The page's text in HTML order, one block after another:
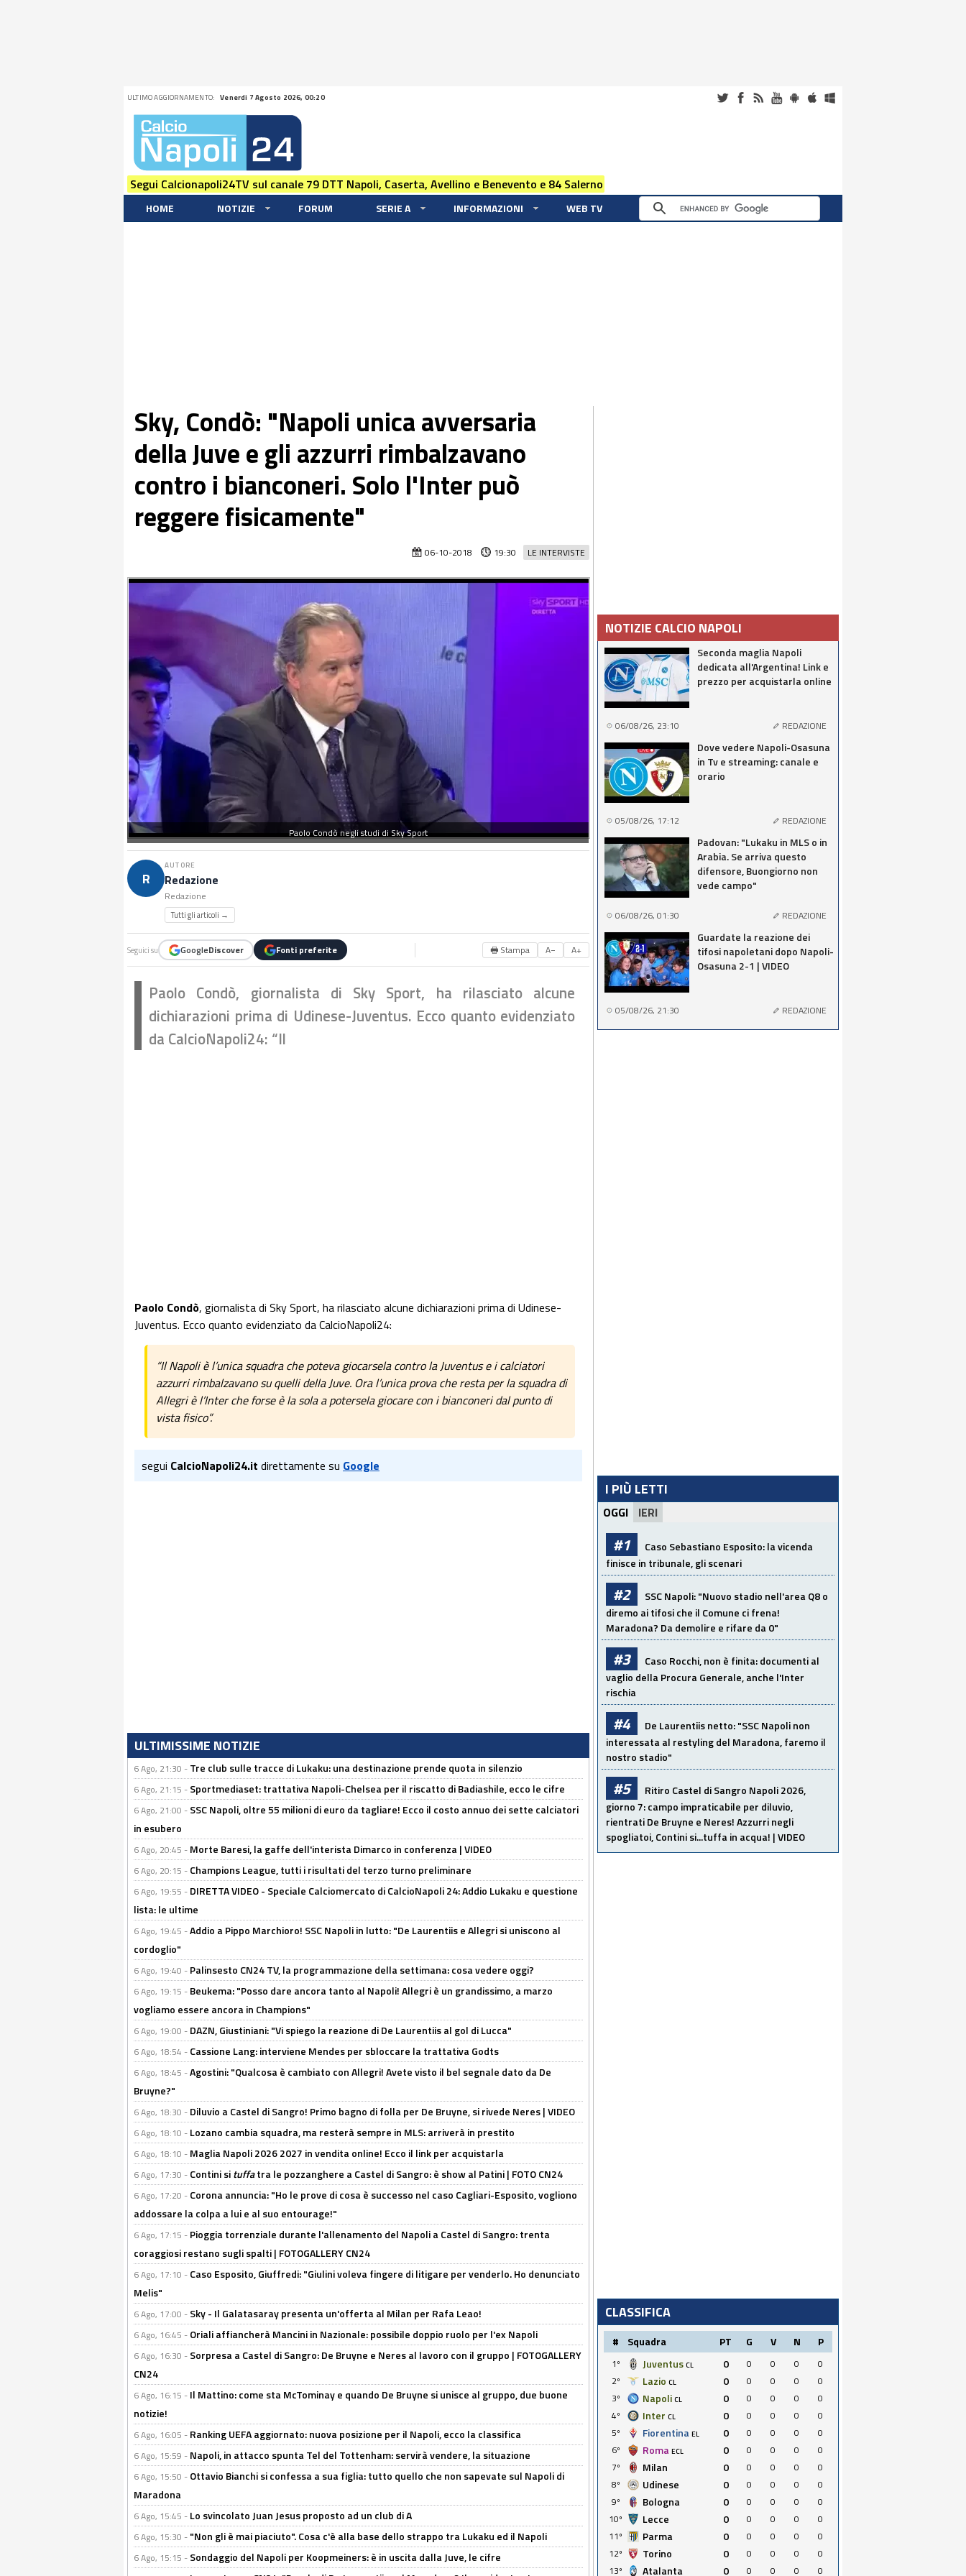
ULTIMO AGGIORNAMENTO: Venerdi 7 Agosto 2026, 00:20
Segui Calcionapoli24TV sul canale 79 DTT Napoli, Caserta, Avellino e Benevento e 84 Salerno
HOME NOTIZIE FORUM SERIE A INFORMAZIONI WEB TV
Sky, Condò: "Napoli unica avversaria
della Juve e gli azzurri rimbalzavano
contro i bianconeri. Solo l'Inter può
reggere fisicamente"
LE INTERVISTE
06-10-2018 19:30
Paolo Condò negli studi di Sky Sport
R
AUTORE
Redazione
Redazione
Tutti gli articoli →
Seguici su GoogleDiscover Fonti preferite 🖶 Stampa A− A+
Paolo Condò, giornalista di Sky Sport, ha rilasciato alcune
dichiarazioni prima di Udinese-Juventus. Ecco quanto evidenziato
da CalcioNapoli24: “Il
Paolo Condò, giornalista di Sky Sport, ha rilasciato alcune dichiarazioni prima di Udinese-
Juventus. Ecco quanto evidenziato da CalcioNapoli24:
“Il Napoli è l’unica squadra che poteva giocarsela contro la Juventus e i calciatori
azzurri rimbalzavano su quelli della Juve. Ora l’unica prova che resta per la squadra di
Allegri è l’Inter che forse è la sola a potersela giocare con i bianconeri dal punto di
vista fisico”.
segui CalcioNapoli24.it direttamente su Google
ULTIMISSIME NOTIZIE
6 Ago, 21:30 - Tre club sulle tracce di Lukaku: una destinazione prende quota in silenzio
6 Ago, 21:15 - Sportmediaset: trattativa Napoli-Chelsea per il riscatto di Badiashile, ecco le cifre
6 Ago, 21:00 - SSC Napoli, oltre 55 milioni di euro da tagliare! Ecco il costo annuo dei sette calciatori
in esubero
6 Ago, 20:45 - Morte Baresi, la gaffe dell'interista Dimarco in conferenza | VIDEO
6 Ago, 20:15 - Champions League, tutti i risultati del terzo turno preliminare
6 Ago, 19:55 - DIRETTA VIDEO - Speciale Calciomercato di CalcioNapoli 24: Addio Lukaku e questione
lista: le ultime
6 Ago, 19:45 -Addio a Pippo Marchioro! SSC Napoli in lutto: "De Laurentiis e Allegri si uniscono al
cordoglio"
6 Ago, 19:40 - Palinsesto CN24 TV, la programmazione della settimana: cosa vedere oggi?
6 Ago, 19:15 - Beukema: "Posso dare ancora tanto al Napoli! Allegri è un grandissimo, a marzo
vogliamo essere ancora in Champions"
6 Ago, 19:00 - DAZN, Giustiniani: "Vi spiego la reazione di De Laurentiis al gol di Lucca"
6 Ago, 18:54 - Cassione Lang: interviene Mendes per sbloccare la trattativa Godts
6 Ago, 18:45 -Agostini: "Qualcosa è cambiato con Allegri! Avete visto il bel segnale dato da De
Bruyne?"
6 Ago, 18:30 - Diluvio a Castel di Sangro! Primo bagno di folla per De Bruyne, si rivede Neres | VIDEO
6 Ago, 18:10 - Lozano cambia squadra, ma resterà sempre in MLS: arriverà in prestito
6 Ago, 18:10 - Maglia Napoli 2026 2027 in vendita online! Ecco il link per acquistarla
6 Ago, 17:30 - Contini situffatra le pozzanghere a Castel di Sangro: è show al Patini | FOTO CN24
6 Ago, 17:20 - Corona annuncia: "Ho le prove di cosa è successo nel caso Cagliari-Esposito, vogliono
addossare la colpa a lui e al suo entourage!"
6 Ago, 17:15 - Pioggia torrenziale durante l'allenamento del Napoli a Castel di Sangro: trenta
coraggiosi restano sugli spalti | FOTOGALLERY CN24
6 Ago, 17:10 - Caso Esposito, Giuffredi: "Giulini voleva fingere di litigare per venderlo. Ho denunciato
Melis"
6 Ago, 17:00 - Sky - Il Galatasaray presenta un'offerta al Milan per Rafa Leao!
6 Ago, 16:45 - Oriali affiancherà Mancini in Nazionale: possibile doppio ruolo per l'ex Napoli
6 Ago, 16:30 - Sorpresa a Castel di Sangro: De Bruyne e Neres al lavoro con il gruppo | FOTOGALLERY
CN24
6 Ago, 16:15 - Il Mattino: come sta McTominay e quando De Bruyne si unisce al gruppo, due buone
notizie!
6 Ago, 16:05 - Ranking UEFA aggiornato: nuova posizione per il Napoli, ecco la classifica
6 Ago, 15:59 - Napoli, in attacco spunta Tel del Tottenham: servirà vendere, la situazione
6 Ago, 15:50 - Ottavio Bianchi si confessa a sua figlia: tutto quello che non sapevate sul Napoli di
Maradona
6 Ago, 15:45 - Lo svincolato Juan Jesus proposto ad un club di A
6 Ago, 15:30 - "Non gli è mai piaciuto". Cosa c'è alla base dello strappo tra Lukaku ed il Napoli
6 Ago, 15:15 - Sondaggio del Napoli per Koopmeiners: è in uscita dalla Juve, le cifre
NOTIZIE CALCIO NAPOLI
Seconda maglia Napoli
dedicata all'Argentina! Link e
prezzo per acquistarla online
06/08/26, 23:10 REDAZIONE
Dove vedere Napoli-Osasuna
in Tv e streaming: canale e
orario
05/08/26, 17:12 REDAZIONE
Padovan: "Lukaku in MLS o in
Arabia. Se arriva questo
difensore, Buongiorno non
vede campo"
06/08/26, 01:30 REDAZIONE
Guardate la reazione dei
tifosi napoletani dopo Napoli-
Osasuna 2-1 | VIDEO
05/08/26, 21:30 REDAZIONE
I PIÙ LETTI
OGGI IERI
#1
Caso Sebastiano Esposito: la vicenda
finisce in tribunale, gli scenari
#2
SSC Napoli: "Nuovo stadio nell'area Q8 o
diremo ai tifosi che il Comune ci frena!
Maradona? Da demolire e rifare da 0"
#3
Caso Rocchi, non è finita: documenti al
vaglio della Procura Generale, anche l'Inter
rischia
#4
De Laurentiis netto: "SSC Napoli non
interessata al restyling del Maradona, faremo il
nostro stadio"
#5
Ritiro Castel di Sangro Napoli 2026,
giorno 7: campo impraticabile per diluvio,
rientrati De Bruyne e Neres! Azzurri negli
spogliatoi, Contini si...tuffa in acqua! | VIDEO
CLASSIFICA
# Squadra PT G V N P
1º Juventus CL 0 0 0 0
0
2º
Lazio CL 0 0 0 0
0
3º
Napoli CL 0 0 0 0
0
4º
Inter CL 0 0 0 0
0
5º
Fiorentina EL 0 0 0 0
0
6º
Roma ECL 0 0 0 0
0
7º
Milan 0 0 0 0
0
8º
Udinese 0 0 0 0
0
9º
Bologna 0 0 0 0
0
10º
Lecce 0 0 0 0
0
11º
Parma 0 0 0 0
0
12º
Torino 0 0 0 0
0
13º
Atalanta 0 0 0 0 0